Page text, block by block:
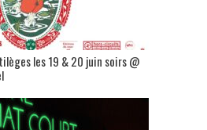
les 19 & 20 juin soirs @